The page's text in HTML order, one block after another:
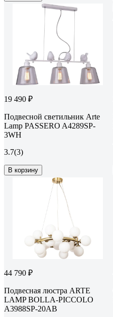
19 490 ₽
Подвесной светильник Arte
Lamp PASSERO A4289SP-
3WH
3.7(3)
В корзину
44 790 ₽
Подвесная люстра ARTE
LAMP BOLLA-PICCOLO
A3988SP-20AB